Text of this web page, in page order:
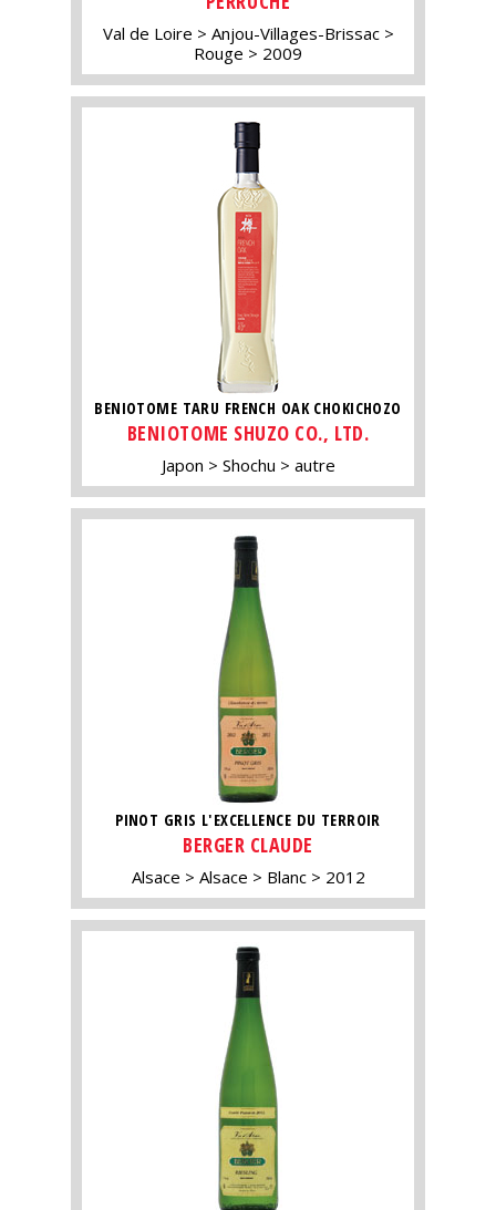
Val de Loire
Anjou-Villages-Brissac
Rouge
2009
BENIOTOME TARU FRENCH OAK CHOKICHOZO
BENIOTOME SHUZO CO., LTD.
Japon Shochu autre
PINOT GRIS L'EXCELLENCE DU TERROIR
BERGER CLAUDE
Alsace Alsace Blanc 2012